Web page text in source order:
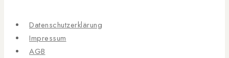
Datenschutzerklärung
Impressum
AGB